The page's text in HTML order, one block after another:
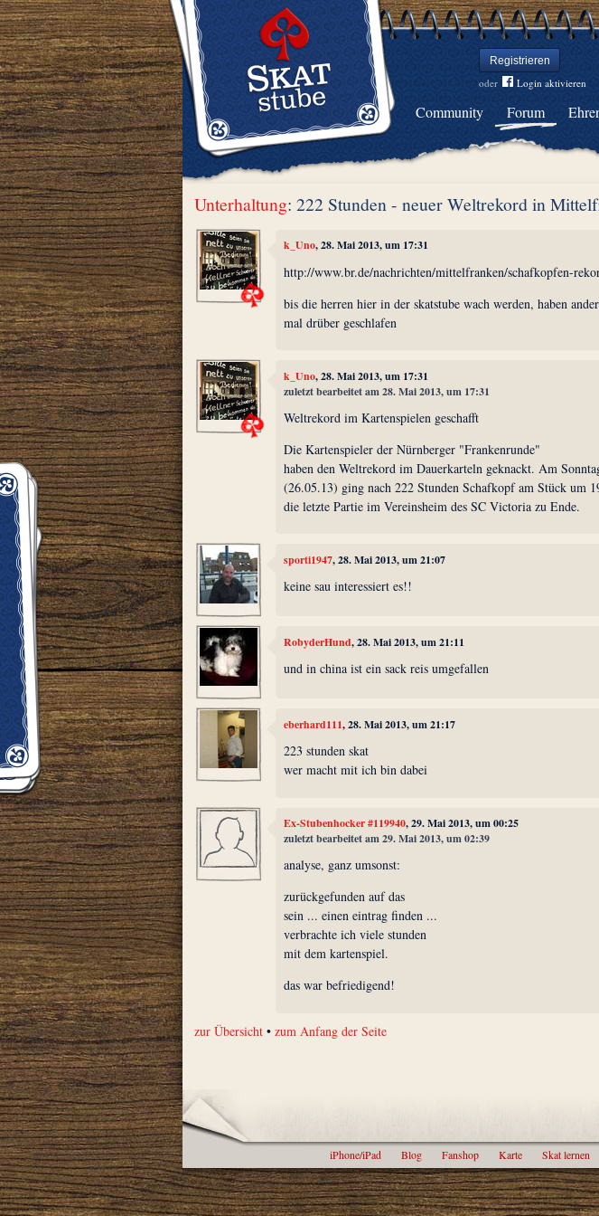
Registrieren
oder Login aktivieren
Community Forum
Unterhaltung: 222 Stunden - neuer Weltrekord in
k_Uno, 28. Mai 2013, um 17:31
http://www.br.de/nachrichten/mittelfranken/schafkopfen-
bis die herren hier in der skatstube wach werden, haben
mal drüber geschlafen
k_Uno, 28. Mai 2013, um 17:31
zuletzt bearbeitet am 28. Mai 2013, um 17:31
Weltrekord im Kartenspielen geschafft
Die Kartenspieler der Nürnberger "Frankenrunde"
haben den Weltrekord im Dauerkarteln geknackt. Am
(26.05.13) ging nach 222 Stunden Schafkopf am Stück um
die letzte Partie im Vereinsheim des SC Victoria zu Ende.
sporti1947, 28. Mai 2013, um 21:07
keine sau interessiert es!!
RobyderHund, 28. Mai 2013, um 21:11
und in china ist ein sack reis umgefallen
eberhard111, 28. Mai 2013, um 21:17
223 stunden skat
wer macht mit ich bin dabei
Ex-Stubenhocker #119940, 29. Mai 2013, um 00:25
zuletzt bearbeitet am 29. Mai 2013, um 02:39
analyse, ganz umsonst:
zurückgefunden auf das
sein ... einen eintrag finden ...
verbrachte ich viele stunden
mit dem kartenspiel.
das war befriedigend!
zur Übersicht •zum Anfang der Seite
iPhone/iPad Blog Fanshop Karte Skat lernen